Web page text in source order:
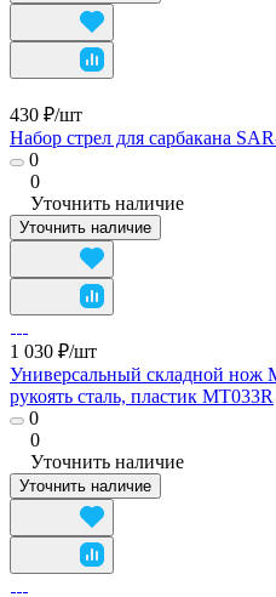
430 ₽/шт
Набор стрел для сарбакана
0
0
Уточнить наличие
Уточнить наличие
1 030 ₽/шт
Универсальный складной нож
рукоять сталь, пластик MT033R
0
0
Уточнить наличие
Уточнить наличие